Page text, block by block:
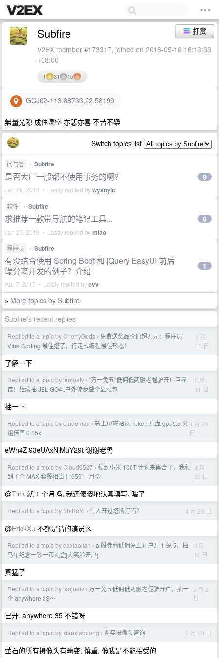
打赏
Subfire
V2EX member #173317, joined on 2016-05-16 16:13:33
+08:00
1 31 15
GCJ02-113.88733,22.58199
無量光隙 成住壞空 亦悲亦喜 不苦不樂
Switch topics list
问与答 • Subfire
是否大厂一般都不使用事务的啊?
Jan 26, 2019 • Lastly replied bywysnylc
9
软件 • Subfire
求推荐一款带导航的笔记工具...
Jan 27, 2018 • Lastly replied bymiao
6
程序员 • Subfire
有没结合使用 Spring Boot 和 jQuery EasyUI 前后
端分离开发的例子？介绍
Apr 7, 2017 • Lastly replied bycvv
1
» More topics by Subfire
Subfire's recent replies
Replied to a topic by CherryGods › 免费送奖品价值超万元：程序员
VIbe Coding 最佳搭子，行走式编程最佳形态！
5 月
11 日
了解一下
Replied to a topic by laojuelv › “万一免五”低佣低两融老倔驴开户巨靠
谱！继续抽 JBL GO4..户外徒步做个显眼包
5 月
11 日
抽一下
Replied to a topic by qiudemad › 新上中转站送 Token 纯血 gpt-5.5 分
组倍率 0.15x
4 月 29
日
eWh4Zl93eUAxNjMuY29t 谢谢老鸨
Replied to a topic by Cloud9527 › 领到小米 100T 计划来集合了，我领
到了个 MAX 套餐相当于 659 一月🐶
4 月
29 日
@Tink 就 1 个月吗, 我还傻傻地认真填写, 瞎了
Replied to a topic by ShiBuYi › 有人开过塔斯汀吗？ 4 月 28 日
@ErickXu 不都是请的演员么
Replied to a topic by daxiaolian › a 股券商低佣免五开户万 1 免 5，抽
马年纪念一钞一币礼盒[大笑脸开户]
3 月
17 日
真猛了‍
Replied to a topic by laojuelv › 万一免五低佣低两融老倔驴开户，抽一
个 anywhere 3S～
3 月 2
日
已开, anywhere 35 不错呀
Replied to a topic by xiaoxiaodong › 购买摄像头咨询 2 月 10 日
萤石的所有摄像头有畸变, 慎重, 像我是不能接受的